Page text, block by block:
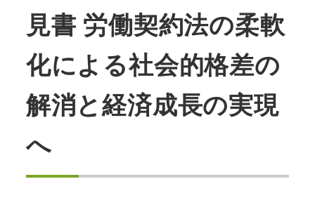
見書 労働契約法の柔軟
化による社会的格差の
解消と経済成長の実現
へ